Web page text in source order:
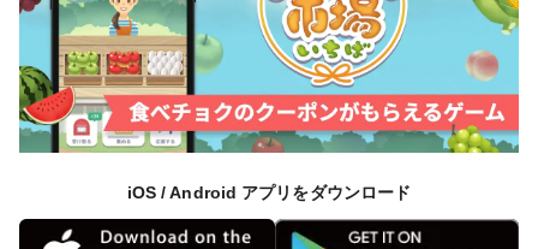
iOS / Android アプリをダウンロード